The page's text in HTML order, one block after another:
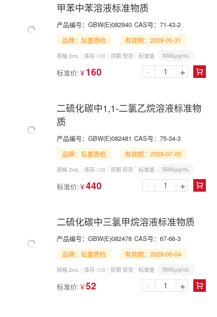
甲苯中苯溶液标准物质
产品编号： GBW(E)082940 CAS号： 71-43-2
品牌：坛墨质检
有效期：2028-05-31
规格 2mL 库存 ≥10 货期 现货 标准值 5000μg/mL
标准价: ￥ 160 
- +
二硫化碳中1,1-二氯乙烷溶液标准物
质
产品编号： GBW(E)082481 CAS号： 75-34-3
品牌：坛墨质检
有效期：2028-07-05
规格 2mL 库存 ≥10 货期 现货 标准值 5000μg/mL
标准价: ￥440 
- +
二硫化碳中三氯甲烷溶液标准物质
产品编号： GBW(E)082478 CAS号： 67-66-3
品牌：坛墨质检
有效期：2028-06-04
规格 2mL 库存 ≥10 货期 现货 标准值 5000μg/mL
标准价: ￥52 
- +